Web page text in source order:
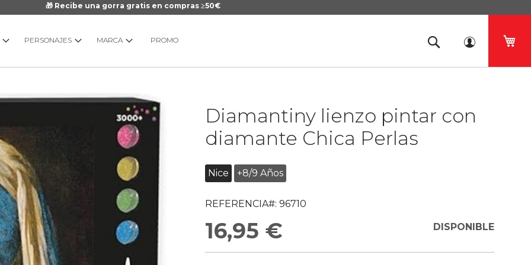
🎁 Recibe una gorra gratis en compras ≥50€
PERSONAJES MARCA PROMO
Diamantiny lienzo pintar con
diamante Chica Perlas
Nice +8/9 Años
REFERENCIA#: 96710
16,95 € DISPONIBLE
galería
imágenes